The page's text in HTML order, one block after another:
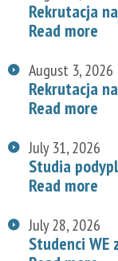
Rekrutacja
Read more
August 3, 2026
Rekrutacja
Read more
July 31, 2026
Studia
Read more
July 28, 2026
Studenci WE